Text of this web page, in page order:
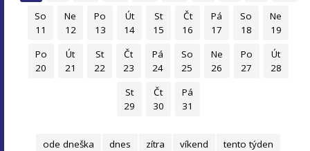
So
11
Ne
12
Po
13
Út
14
St
15
Čt
16
Pá
17
So
18
Ne
19
Po
20
Út
21
St
22
Čt
23
Pá
24
So
25
Ne
26
Po
27
Út
28
St
29
Čt
30
Pá
31
ode dneška dnes zítra víkend
tento týden